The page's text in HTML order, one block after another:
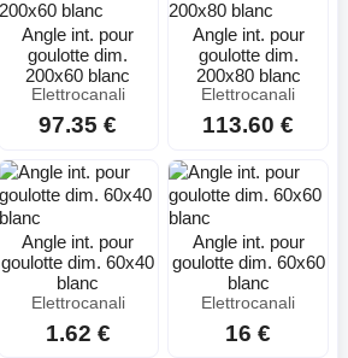
Angle int. pour
goulotte dim.
200x60 blanc
Elettrocanali
97.35 €
Angle int. pour
goulotte dim.
200x80 blanc
Elettrocanali
113.60 €
Angle int. pour
goulotte dim. 60x40
blanc
Elettrocanali
1.62 €
Angle int. pour
goulotte dim. 60x60
blanc
Elettrocanali
16 €